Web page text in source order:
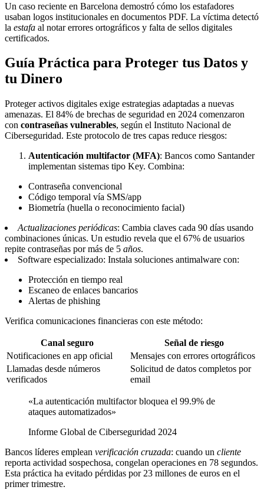
Un caso reciente en Barcelona demostró cómo los estafadores
usaban logos institucionales en documentos PDF. La víctima detectó
la estafa al notar errores ortográficos y falta de sellos digitales
certificados.
Guía Práctica para Proteger tus Datos y
tu Dinero
Proteger activos digitales exige estrategias adaptadas a nuevas
amenazas. El 84% de brechas de seguridad en 2024 comenzaron
con contraseñas vulnerables, según el Instituto Nacional de
Ciberseguridad. Este protocolo de tres capas reduce riesgos:
Autenticación multifactor (MFA): Bancos como Santander
implementan sistemas tipo Key. Combina:
Contraseña convencional
Código temporal vía SMS/app
Biometría (huella o reconocimiento facial)
Actualizaciones periódicas: Cambia claves cada 90 días usando
combinaciones únicas. Un estudio revela que el 67% de usuarios
repite contraseñas por más de 5 años.
Software especializado: Instala soluciones antimalware con:
Protección en tiempo real
Escaneo de enlaces bancarios
Alertas de phishing
Verifica comunicaciones financieras con este método:
Canal seguro
Señal de riesgo
Notificaciones en app oficial
Mensajes con errores ortográficos
Llamadas desde números
verificados
Solicitud de datos completos por
email
«La autenticación multifactor bloquea el 99.9% de
ataques automatizados»
Informe Global de Ciberseguridad 2024
Bancos líderes emplean verificación cruzada: cuando un cliente
reporta actividad sospechosa, congelan operaciones en 78 segundos.
Esta práctica ha evitado pérdidas por 23 millones de euros en el
primer trimestre.